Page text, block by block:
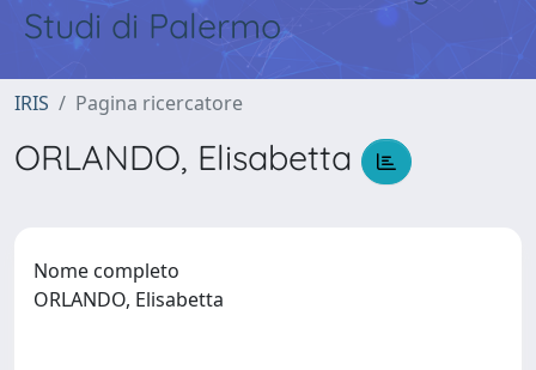
Studi di Palermo
IRIS Pagina ricercatore
ORLANDO, Elisabetta
Nome completo
ORLANDO, Elisabetta